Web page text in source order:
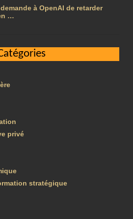
à OpenAI de retarder
…
privé
stratégique